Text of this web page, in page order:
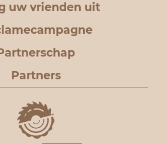
uw vrienden uit
Partners